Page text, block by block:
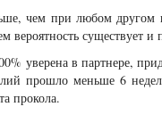
чем при любом другом
существует и
уверена в партнере,
прошло меньше 6
прокола.